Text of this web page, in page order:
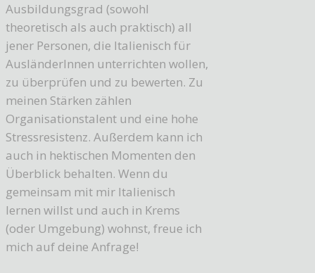
Ausbildungsgrad (sowohl
theoretisch als auch praktisch) all
jener Personen, die Italienisch für
AusländerInnen unterrichten wollen,
zu überprüfen und zu bewerten. Zu
meinen Stärken zählen
Organisationstalent und eine hohe
Stressresistenz. Außerdem kann ich
auch in hektischen Momenten den
Überblick behalten. Wenn du
gemeinsam mit mir Italienisch
lernen willst und auch in Krems
(oder Umgebung) wohnst, freue ich
mich auf deine Anfrage!